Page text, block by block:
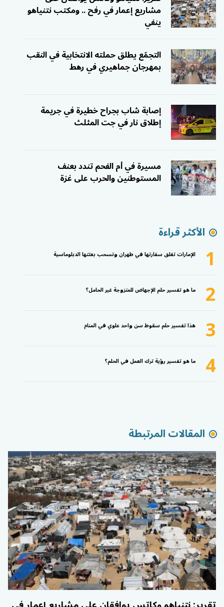
مشاريع إعمار في رفح .. ومكتب نتنياهو
ينفي
التجمّع يطلق حملته الانتخابية في النقب
بمهرجان جماهيري في رهط
إصابة شاب بجراح خطيرة في جريمة
إطلاق نار في جت المثلث
مسيرة في أم الفحم تندد بعنف
المستوطنين والحرب على غزة
الأكثر قراءة
1 الإمارات تغلق سفارتها في طهران وتسحب بعثتها الدبلوماسية
2 ما هو تفسير حلم الإجهاض للمتزوجة غير الحامل؟
3 هذا تفسير حلم سقوط سن واحد علوي في المنام
4 ما هو تفسير رؤية ترك العمل في الحلم؟
المقالات المرتبطة